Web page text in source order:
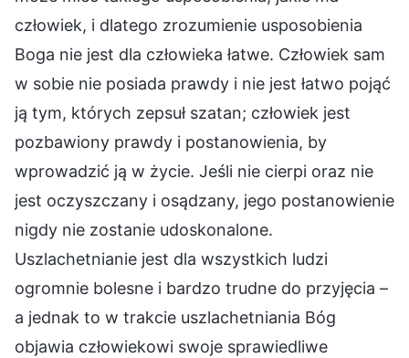
człowiek, i dlatego zrozumienie usposobienia
Boga nie jest dla człowieka łatwe. Człowiek sam
w sobie nie posiada prawdy i nie jest łatwo pojąć
ją tym, których zepsuł szatan; człowiek jest
pozbawiony prawdy i postanowienia, by
wprowadzić ją w życie. Jeśli nie cierpi oraz nie
jest oczyszczany i osądzany, jego postanowienie
nigdy nie zostanie udoskonalone.
Uszlachetnianie jest dla wszystkich ludzi
ogromnie bolesne i bardzo trudne do przyjęcia –
a jednak to w trakcie uszlachetniania Bóg
objawia człowiekowi swoje sprawiedliwe